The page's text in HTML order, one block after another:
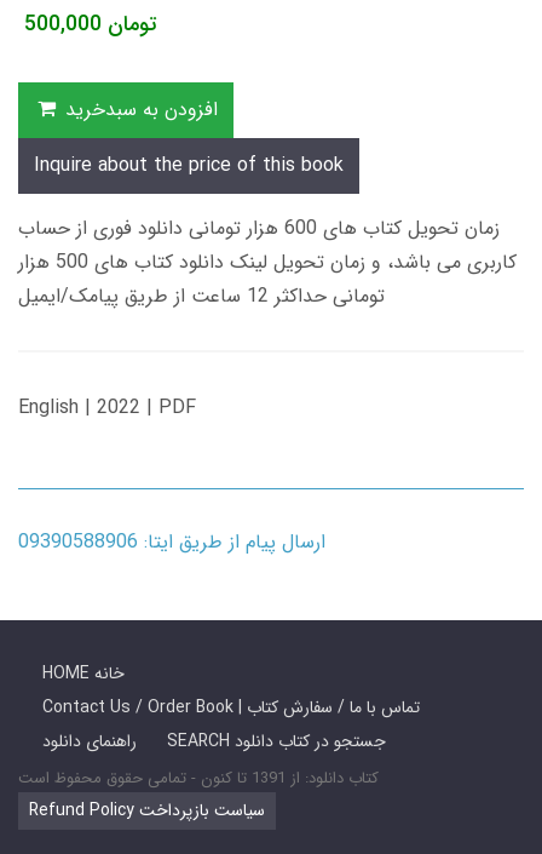
500,000 تومان
افزودن به سبدخرید
Inquire about the price of this book
زمان تحویل کتاب های 600 هزار تومانی دانلود فوری از حساب
کاربری می باشد، و زمان تحویل لینک دانلود کتاب های 500 هزار
تومانی حداکثر 12 ساعت از طریق پیامک/ایمیل
English | 2022 | PDF
ارسال پیام از طریق ایتا: 09390588906
HOME خانه
Contact Us / Order Book | تماس با ما / سفارش کتاب
راهنمای دانلود
SEARCH جستجو در کتاب دانلود
کتاب دانلود: از 1391 تا کنون - تمامی حقوق محفوظ است
Refund Policy سیاست بازپرداخت